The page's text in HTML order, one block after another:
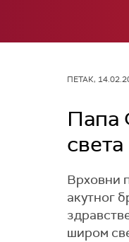
ПЕТАК,
Папа
Врховни
акутног
широм